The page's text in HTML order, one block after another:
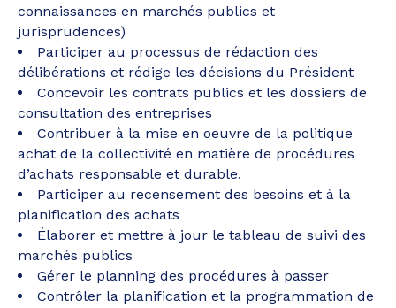
connaissances en marchés publics et
jurisprudences)
Participer au processus de rédaction des
délibérations et rédige les décisions du Président
Concevoir les contrats publics et les dossiers de
consultation des entreprises
Contribuer à la mise en oeuvre de la politique
achat de la collectivité en matière de procédures
d’achats responsable et durable.
Participer au recensement des besoins et à la
planification des achats
Élaborer et mettre à jour le tableau de suivi des
marchés publics
Gérer le planning des procédures à passer
Contrôler la planification et la programmation de